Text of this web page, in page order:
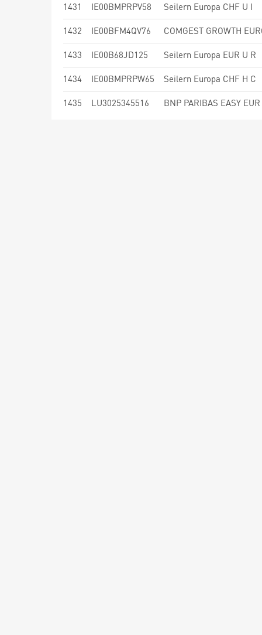
1431 IE00BMPRPV58 Seilern Europa CHF U I
1432 IE00BFM4QV76
1433 IE00B68JD125 Seilern Europa EUR U R
1434 IE00BMPRPW65 Seilern Europa CHF H C
1435 LU3025345516